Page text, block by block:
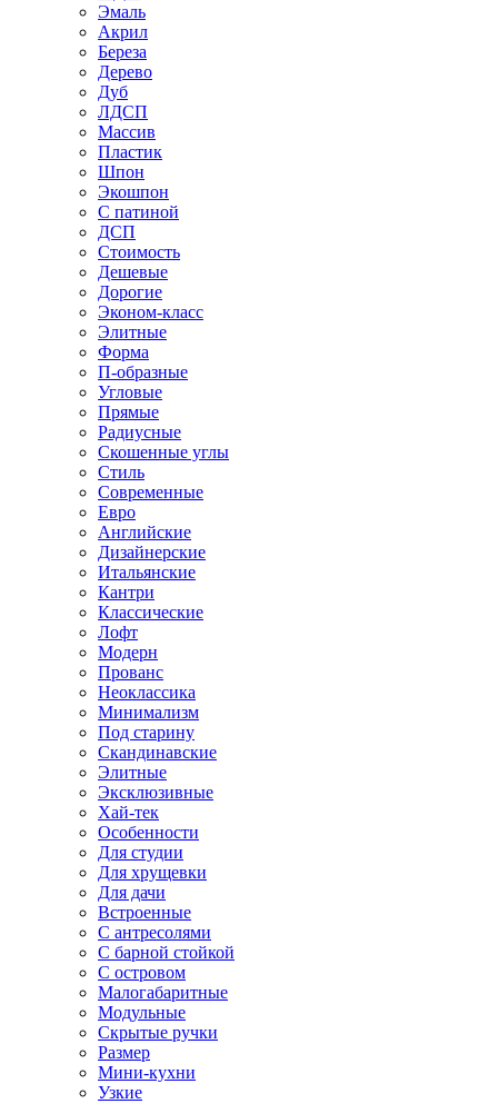
Эмаль
Акрил
Береза
Дерево
Дуб
ЛДСП
Массив
Пластик
Шпон
Экошпон
С патиной
ДСП
Стоимость
Дешевые
Дорогие
Эконом-класс
Элитные
Форма
П-образные
Угловые
Прямые
Радиусные
Скошенные углы
Стиль
Современные
Евро
Английские
Дизайнерские
Итальянские
Кантри
Классические
Лофт
Модерн
Прованс
Неоклассика
Минимализм
Под старину
Скандинавские
Элитные
Эксклюзивные
Хай-тек
Особенности
Для студии
Для хрущевки
Для дачи
Встроенные
С антресолями
С барной стойкой
С островом
Малогабаритные
Модульные
Скрытые ручки
Размер
Мини-кухни
Узкие